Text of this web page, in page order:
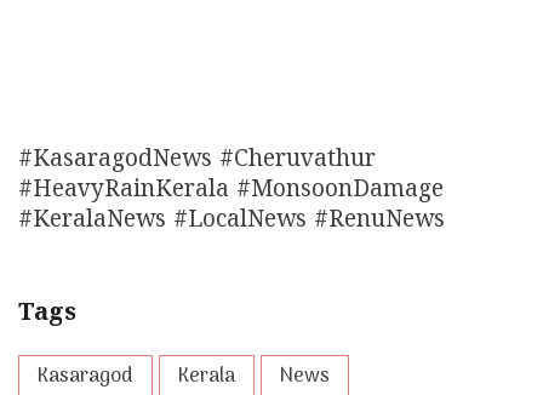
#KasaragodNews #Cheruvathur
#HeavyRainKerala #MonsoonDamage
#KeralaNews #LocalNews #RenuNews
Tags
Kasaragod Kerala
News